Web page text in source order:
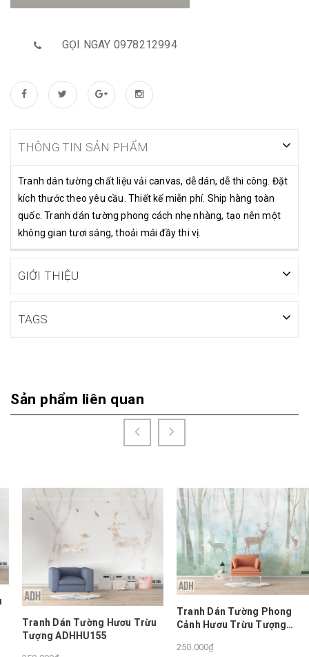
GỌI NGAY 0978212994
THÔNG TIN SẢN PHẨM
Tranh dán tường chất liệu vải canvas, dễ dán, dễ thi công. Đặt
kích thước theo yêu cầu. Thiết kế miễn phí. Ship hàng toàn
quốc. Tranh dán tường phong cách nhẹ nhàng, tạo nên một
không gian tươi sáng, thoải mái đầy thi vị.
GIỚI THIỆU
TAGS
Sản phẩm liên quan
Tranh Dán Tường Hươu Trừu
Tượng ADHHU155
Tranh Dán Tường Phong
Cảnh Hươu Trừu Tượng
250.000₫